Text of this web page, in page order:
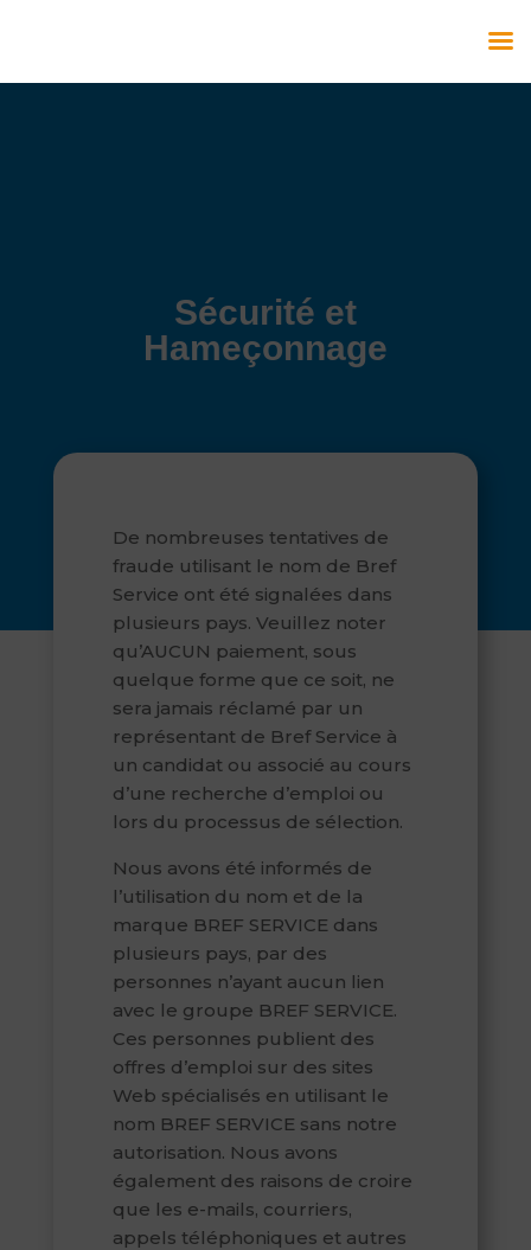
Sécurité et
Hameçonnage
De nombreuses tentatives de
fraude utilisant le nom de Bref
Service ont été signalées dans
plusieurs pays. Veuillez noter
qu’AUCUN paiement, sous
quelque forme que ce soit, ne
sera jamais réclamé par un
représentant de Bref Service à
un candidat ou associé au cours
d’une recherche d’emploi ou
lors du processus de sélection.
Nous avons été informés de
l’utilisation du nom et de la
marque BREF SERVICE dans
plusieurs pays, par des
personnes n’ayant aucun lien
avec le groupe BREF SERVICE.
Ces personnes publient des
offres d’emploi sur des sites
Web spécialisés en utilisant le
nom BREF SERVICE sans notre
autorisation. Nous avons
également des raisons de croire
que les e-mails, courriers,
appels téléphoniques et autres